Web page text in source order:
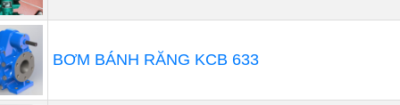
định một
Điều đó được xác định dựa trên nhu cầu oxy của vi
hữu cơ, hiệu quả trao đổi oxy trong bể và điều kiện
BƠM BÁNH RĂNG KCB 633